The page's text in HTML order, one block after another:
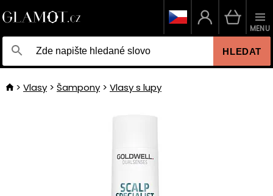
HLEDAT
MENU
Vlasy Šampony Vlasy s lupy